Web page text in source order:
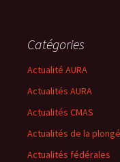
g
r
e
s
Catégories
Actualité AURA
Actualités AURA
Actualités CMAS
Actualités de la
Actualités fédérales